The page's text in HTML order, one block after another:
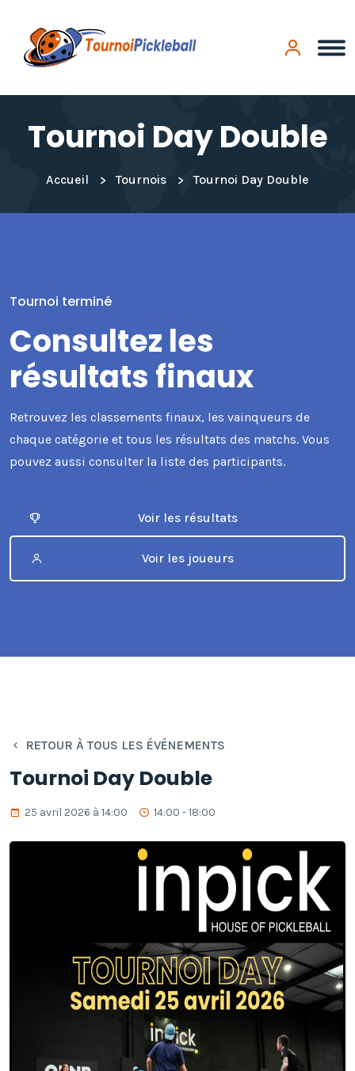
Tournoi Day Double
Accueil Tournois Tournoi Day Double
Tournoi terminé
Consultez les
résultats finaux
Retrouvez les classements finaux, les vainqueurs de
chaque catégorie et tous les résultats des matchs. Vous
pouvez aussi consulter la liste des participants.
Voir les résultats
Voir les joueurs
RETOUR À TOUS LES ÉVÉNEMENTS
Tournoi Day Double
25 avril 2026 à 14:00 14:00 - 18:00